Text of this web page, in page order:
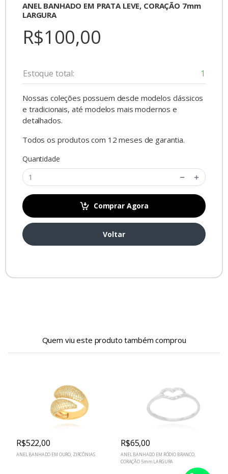
ANEL BANHADO EM PRATA LEVE, CORAÇÃO 7mm
LARGURA
R$100,00
Estoque total: 1
Nossas coleções possuem desde modelos clássicos
e tradicionais, até modelos mais modernos e
detalhados.
Todos os produtos com 12 meses de garantia.
Quantidade
Comprar Agora
Voltar
Quem viu este produto também comprou
R$522,00
ANEL BANHADO EM OURO, ZIRCÔNIAS
R$65,00
ANEL BANHADO EM RÓDIO BRANCO,
CORAÇÃO 5mm LARGURA